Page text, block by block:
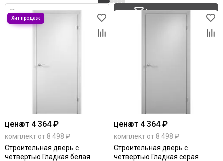
Для бани и сауны
Противопожарные
Технические
Фильтр товаров
ценаот 4 364 ₽
комплект от 8 498 ₽
Строительная дверь с
четвертью Гладкая белая
ценаот 4 364 ₽
комплект от 8 498 ₽
Строительная дверь с
четвертью Гладкая серая